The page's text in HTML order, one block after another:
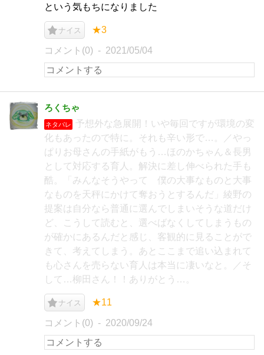
という気もちになりました
ナイス ★3
コメント(0) 2021/05/04
ろくちゃ
ネタバレ
予想外な急展開！いや毎回ですが環境の変
化もあったので特に。それも辛い形で…。／やっ
ぱりお母さんの手紙がもう…ほのかちゃん＆長男
として対応する育人。解決に差し伸べられた手も
酷。「みんなそうやって 僕の大事なものと大事
なものを天秤にかけて奪おうとするんだ」綾野の
提案は自分なら普通に選んでしまいそうな道だけ
ど、こうして読むと、選べばなくしてしまうもの
が確かにあるんだと感じ、客観的に見ることがで
きて、考えてしまう。あとここまで追い込まれて
も心さんを売らない育人は本当に凄いなと。／そ
して…柳田さん！！ありがとう…。
ナイス ★11
コメント(0) 2020/09/24